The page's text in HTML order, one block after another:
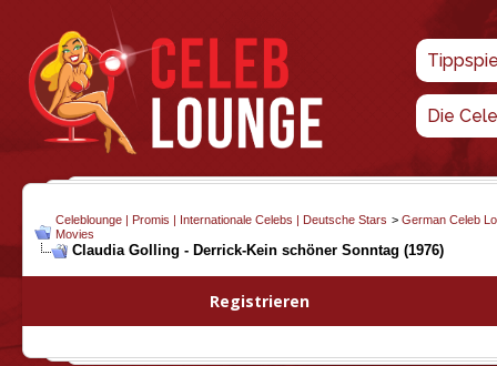
Die
Celeblounge | Promis | Internationale Celebs | Deutsche Stars > German Celeb
Movies
Claudia Golling - Derrick-Kein schöner Sonntag (1976)
Registrieren